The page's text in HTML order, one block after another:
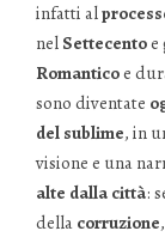
infatti al
nel Settecentoe
Romanticoe
sono diventate
del sublime, in
visione e una
alte dalla città:
della corruzione